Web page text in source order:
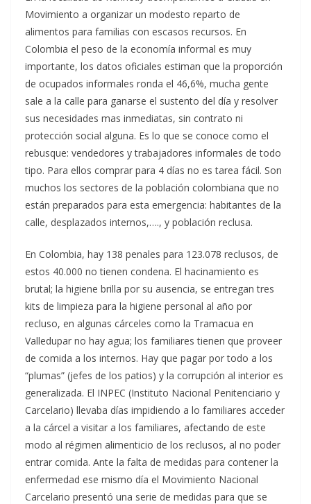
Movimiento a organizar un modesto reparto de
alimentos para familias con escasos recursos. En
Colombia el peso de la economía informal es muy
importante, los datos oficiales estiman que la proporción
de ocupados informales ronda el 46,6%, mucha gente
sale a la calle para ganarse el sustento del día y resolver
sus necesidades mas inmediatas, sin contrato ni
protección social alguna. Es lo que se conoce como el
rebusque: vendedores y trabajadores informales de todo
tipo. Para ellos comprar para 4 días no es tarea fácil. Son
muchos los sectores de la población colombiana que no
están preparados para esta emergencia: habitantes de la
calle, desplazados internos,…., y población reclusa.
En Colombia, hay 138 penales para 123.078 reclusos, de
estos 40.000 no tienen condena. El hacinamiento es
brutal; la higiene brilla por su ausencia, se entregan tres
kits de limpieza para la higiene personal al año por
recluso, en algunas cárceles como la Tramacua en
Valledupar no hay agua; los familiares tienen que proveer
de comida a los internos. Hay que pagar por todo a los
“plumas” (jefes de los patios) y la corrupción al interior es
generalizada. El INPEC (Instituto Nacional Penitenciario y
Carcelario) llevaba días impidiendo a lo familiares acceder
a la cárcel a visitar a los familiares, afectando de este
modo al régimen alimenticio de los reclusos, al no poder
entrar comida. Ante la falta de medidas para contener la
enfermedad ese mismo día el Movimiento Nacional
Carcelario presentó una serie de medidas para que se